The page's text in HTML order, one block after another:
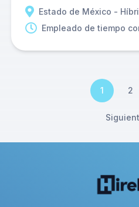
Estado de México -
Empleado de tiempo
1 2